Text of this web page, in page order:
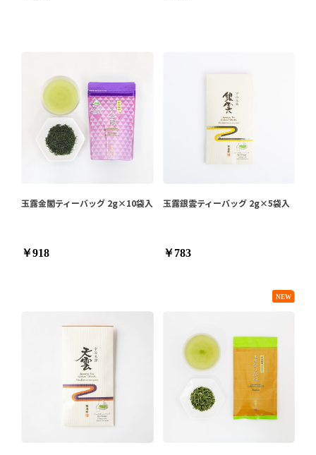
玉露金閣ティーバッグ 2g×10袋入
￥918
玉露銀雲ティーバッグ 2g×5袋入
￥783